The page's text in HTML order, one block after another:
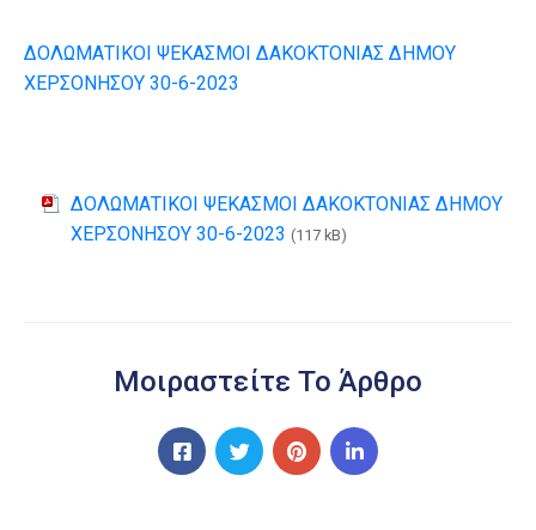
ΔΟΛΩΜΑΤΙΚΟΙ ΨΕΚΑΣΜΟΙ ΔΑΚΟΚΤΟΝΙΑΣ ΔΗΜΟΥ
ΧΕΡΣΟΝΗΣΟΥ 30-6-2023
ΔΟΛΩΜΑΤΙΚΟΙ ΨΕΚΑΣΜΟΙ ΔΑΚΟΚΤΟΝΙΑΣ ΔΗΜΟΥ
ΧΕΡΣΟΝΗΣΟΥ 30-6-2023 (117 kB)
Μοιραστείτε Το Άρθρο